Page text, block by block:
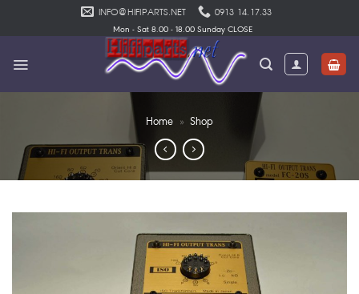
INFO@HIFIPARTS.NET 0913 14.17.33
Mon - Sat 8.00 - 18.00 Sunday CLOSE
Home » Shop